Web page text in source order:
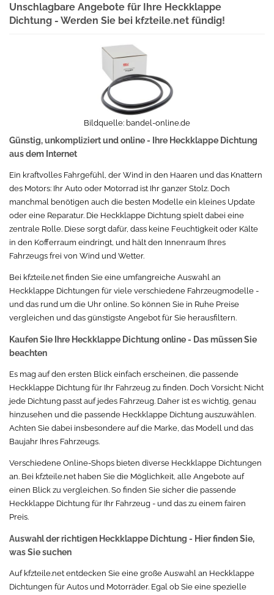
Unschlagbare Angebote für Ihre Heckklappe
Dichtung - Werden Sie bei kfzteile.net fündig!
Bildquelle: bandel-online.de
Günstig, unkompliziert und online - Ihre Heckklappe Dichtung
aus dem Internet
Ein kraftvolles Fahrgefühl, der Wind in den Haaren und das Knattern
des Motors: Ihr Auto oder Motorrad ist Ihr ganzer Stolz. Doch
manchmal benötigen auch die besten Modelle ein kleines Update
oder eine Reparatur. Die Heckklappe Dichtung spielt dabei eine
zentrale Rolle. Diese sorgt dafür, dass keine Feuchtigkeit oder Kälte
in den Kofferraum eindringt, und hält den Innenraum Ihres
Fahrzeugs frei von Wind und Wetter.
Bei kfzteile.net finden Sie eine umfangreiche Auswahl an
Heckklappe Dichtungen für viele verschiedene Fahrzeugmodelle -
und das rund um die Uhr online. So können Sie in Ruhe Preise
vergleichen und das günstigste Angebot für Sie herausfiltern.
Kaufen Sie Ihre Heckklappe Dichtung online - Das müssen Sie
beachten
Es mag auf den ersten Blick einfach erscheinen, die passende
Heckklappe Dichtung für Ihr Fahrzeug zu finden. Doch Vorsicht: Nicht
jede Dichtung passt auf jedes Fahrzeug. Daher ist es wichtig, genau
hinzusehen und die passende Heckklappe Dichtung auszuwählen.
Achten Sie dabei insbesondere auf die Marke, das Modell und das
Baujahr Ihres Fahrzeugs.
Verschiedene Online-Shops bieten diverse Heckklappe Dichtungen
an. Bei kfzteile.net haben Sie die Möglichkeit, alle Angebote auf
einen Blick zu vergleichen. So finden Sie sicher die passende
Heckklappe Dichtung für Ihr Fahrzeug - und das zu einem fairen
Preis.
Auswahl der richtigen Heckklappe Dichtung - Hier finden Sie,
was Sie suchen
Auf kfzteile.net entdecken Sie eine große Auswahl an Heckklappe
Dichtungen für Autos und Motorräder. Egal ob Sie eine spezielle